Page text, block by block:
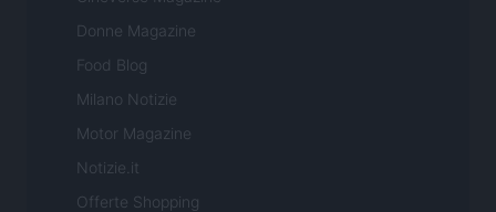
Donne Magazine
Food Blog
Milano Notizie
Motor Magazine
Notizie.it
Offerte Shopping